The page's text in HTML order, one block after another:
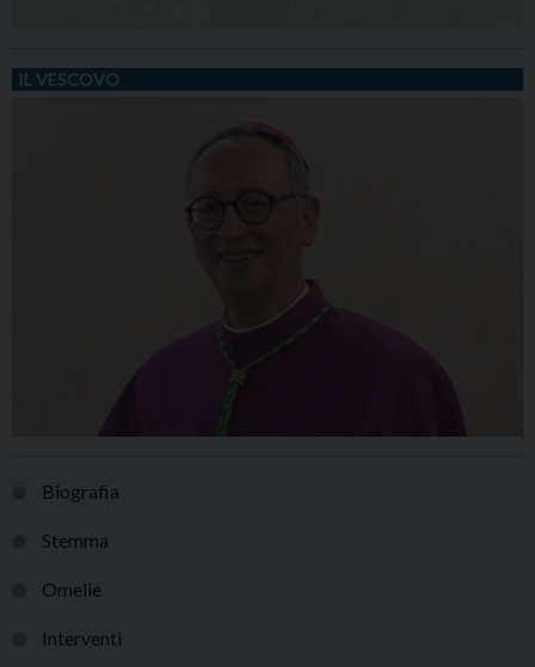
IL VESCOVO
Biografia
Stemma
Omelie
Interventi